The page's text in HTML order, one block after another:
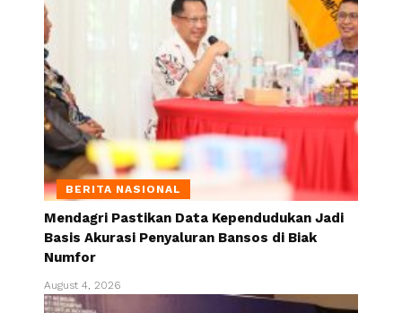
BERITA NASIONAL
Mendagri Pastikan Data Kependudukan Jadi
Basis Akurasi Penyaluran Bansos di Biak
Numfor
August 4, 2026